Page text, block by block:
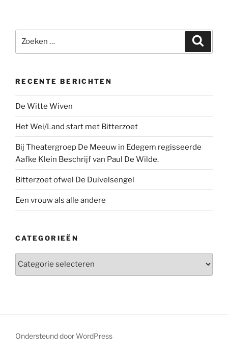
naar:
RECENTE BERICHTEN
De Witte Wiven
Het Wei/Land start met Bitterzoet
Bij Theatergroep De Meeuw in Edegem regisseerde
Aafke Klein Beschrijf van Paul De Wilde.
Bitterzoet ofwel De Duivelsengel
Een vrouw als alle andere
CATEGORIEËN
Categorieën
Ondersteund door WordPress